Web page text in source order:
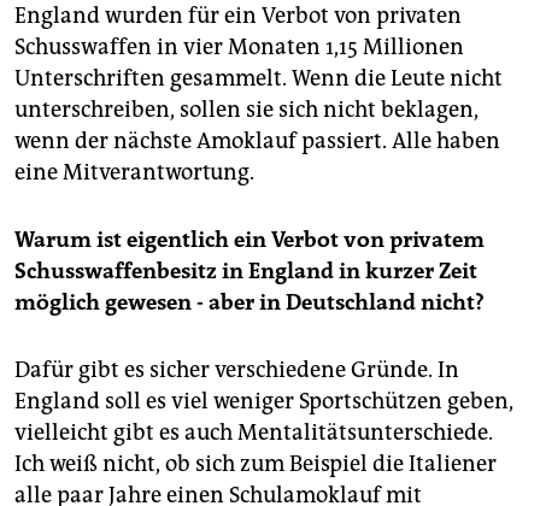
England wurden für ein Verbot von privaten
Schusswaffen in vier Monaten 1,15 Millionen
Unterschriften gesammelt. Wenn die Leute nicht
unterschreiben, sollen sie sich nicht beklagen,
wenn der nächste Amoklauf passiert. Alle haben
eine Mitverantwortung.
Warum ist eigentlich ein Verbot von privatem
Schusswaffenbesitz in England in kurzer Zeit
möglich gewesen - aber in Deutschland nicht?
Dafür gibt es sicher verschiedene Gründe. In
England soll es viel weniger Sportschützen geben,
vielleicht gibt es auch Mentalitätsunterschiede.
Ich weiß nicht, ob sich zum Beispiel die Italiener
alle paar Jahre einen Schulamoklauf mit